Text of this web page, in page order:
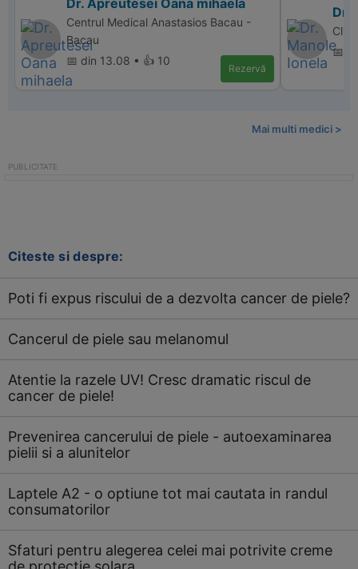
Dr. Apreutesei Oana mihaela
Centrul Medical Anastasios Bacau -
Bacau
📅 din 13.08 • 👍 10
Rezervă
Dr.
📅
Mai multi medici >
Citeste si despre:
Poti fi expus riscului de a dezvolta cancer de piele?
Cancerul de piele sau melanomul
Atentie la razele UV! Cresc dramatic riscul de
cancer de piele!
Prevenirea cancerului de piele - autoexaminarea
pielii si a alunitelor
Laptele A2 - o optiune tot mai cautata in randul
consumatorilor
Sfaturi pentru alegerea celei mai potrivite creme